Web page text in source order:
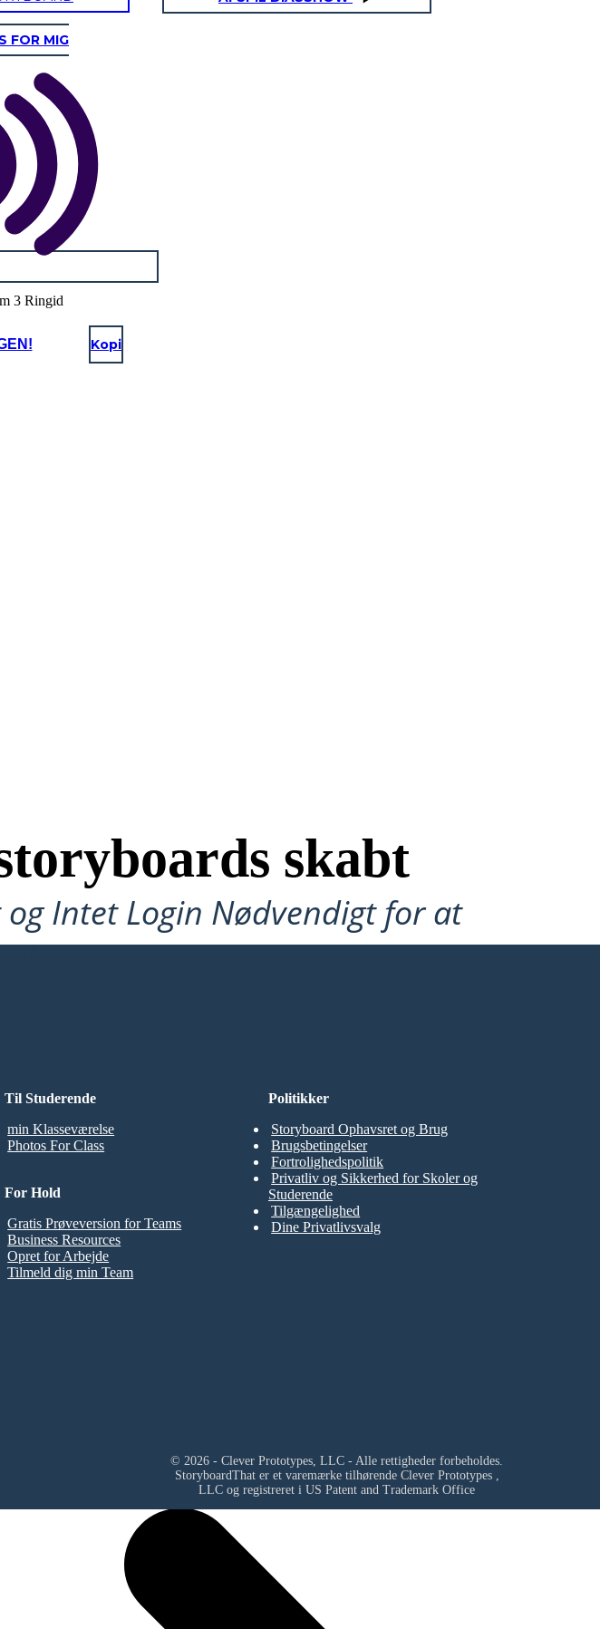
FOR MIG
Kopi
skabt
Intet Login Nødvendigt for at
Til Studerende
min Klasseværelse
Photos For Class
For Hold
Gratis Prøveversion for Teams
Business Resources
Opret for Arbejde
Tilmeld dig min Team
Politikker
Storyboard Ophavsret og Brug
Brugsbetingelser
Fortrolighedspolitik
Privatliv og Sikkerhed for Skoler og
Studerende
Tilgængelighed
Dine Privatlivsvalg
© 2026 - Clever Prototypes, LLC - Alle rettigheder forbeholdes.
StoryboardThat er et varemærke tilhørende Clever Prototypes ,
LLC og registreret i US Patent and Trademark Office